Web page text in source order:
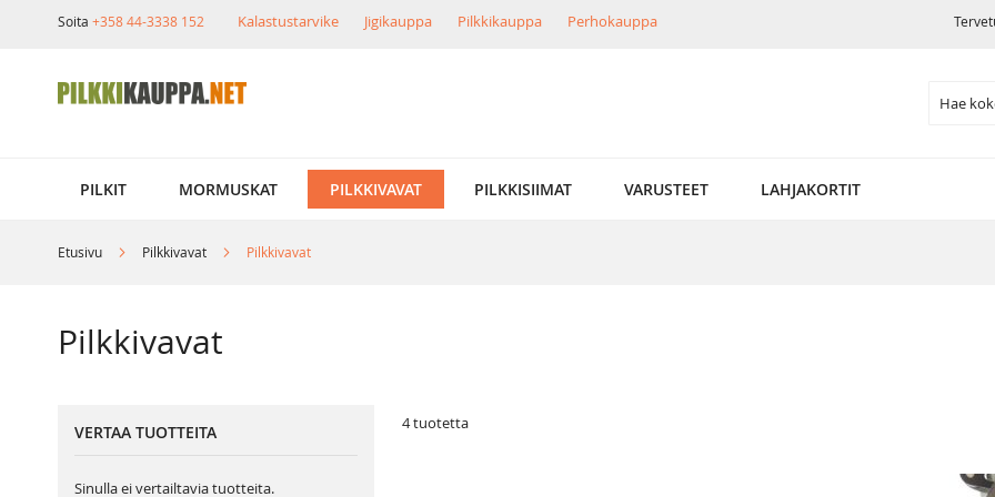
Soita +358 44-3338 152 Kalastustarvike Jigikauppa Pilkkikauppa Perhokauppa
PILKIT MORMUSKAT PILKKIVAVAT PILKKISIIMAT VARUSTEET LAHJAKORTIT
Etusivu Pilkkivavat Pilkkivavat
Pilkkivavat
4tuotetta
VERTAA TUOTTEITA
Sinulla ei vertailtavia tuotteita.